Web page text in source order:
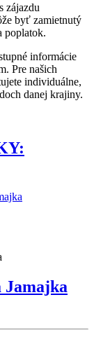
zájazdu
byť zamietnutý
poplatok.
informácie
Pre našich
individuálne,
danej krajiny.
Jamajka